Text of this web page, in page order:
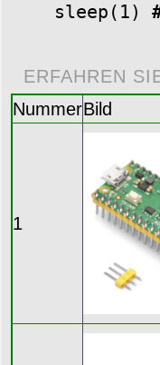
    sleep(1)
ERFAHREN
NummerBild
1